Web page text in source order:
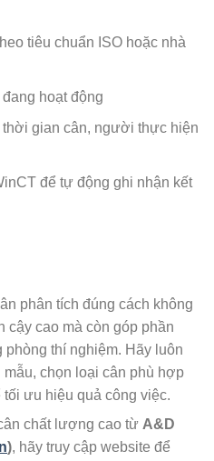
tiêu chuẩn ISO hoặc nhà
hoạt động
thời gian cân, người thực hiện
để tự động ghi nhận kết
phân tích đúng cách không
cậy cao mà còn góp phần
thí nghiệm. Hãy luôn
chọn loại cân phù hợp
tối ưu hiệu quả công việc.
chất lượng cao từ A&D
), hãy truy cập website để